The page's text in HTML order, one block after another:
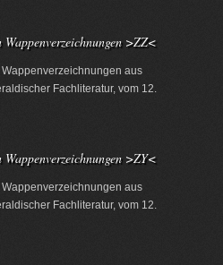
>ZZ<
aus
Fachliteratur, vom 12.
>ZY<
aus
Fachliteratur, vom 12.